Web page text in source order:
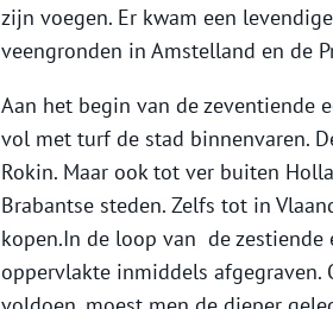
zijn voegen. Er kwam een
veengronden in Amstelland en de
Aan het begin van de zeventiende
vol met turf de stad binnenvaren.
Rokin. Maar ook tot ver buiten
Brabantse steden. Zelfs tot in
kopen.In de loop van de zestiende
oppervlakte inmiddels afgegraven.